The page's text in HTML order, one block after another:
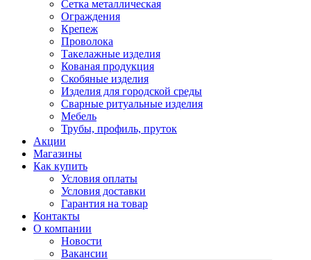
Сетка металлическая
Ограждения
Крепеж
Проволока
Такелажные изделия
Кованая продукция
Скобяные изделия
Изделия для городской среды
Сварные ритуальные изделия
Мебель
Трубы, профиль, пруток
Акции
Магазины
Как купить
Условия оплаты
Условия доставки
Гарантия на товар
Контакты
О компании
Новости
Вакансии